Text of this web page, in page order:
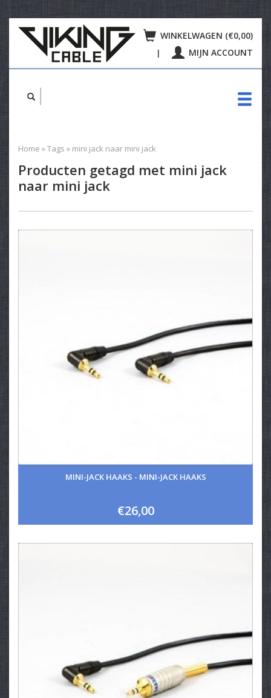
WINKELWAGEN (€0,00)
| MIJN ACCOUNT
Home »Tags » mini jack naar mini jack
Producten getagd met mini jack
naar mini jack
MINI-JACK HAAKS - MINI-JACK HAAKS
€26,00